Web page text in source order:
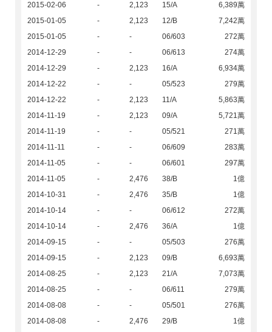
2015-02-06
- 2,123 15/A
6,389萬
2015-01-05
- 2,123 12/B
7,242萬
2015-01-05
- - 06/603
272萬
2014-12-29
- - 06/613
274萬
2014-12-29
- 2,123 16/A
6,934萬
2014-12-22
- - 05/523
279萬
2014-12-22
- 2,123 11/A
5,863萬
2014-11-19
- 2,123 09/A
5,721萬
2014-11-19
- - 05/521
271萬
2014-11-11
- - 06/609
283萬
2014-11-05
- - 06/601
297萬
2014-11-05
- 2,476 38/B
1億
2014-10-31
- 2,476 35/B
1億
2014-10-14
- - 06/612
272萬
2014-10-14
- 2,476 36/A
1億
2014-09-15
- - 05/503
276萬
2014-09-15
- 2,123 09/B
6,693萬
2014-08-25
- 2,123 21/A
7,073萬
2014-08-25
- - 06/611
279萬
2014-08-08
- - 05/501
276萬
2014-08-08
- 2,476 29/B
1億